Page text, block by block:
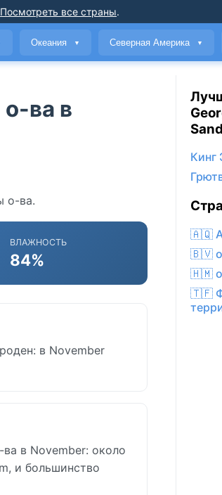
Посмотреть все страны.
Океания ▼ Северная Америка ▼
ва в
о-ва.
ВЛАЖНОСТЬ
84%
в November
в November: около
и большинство
Кинг
🇦🇶
🇧🇻
🇭🇲
🇹🇫